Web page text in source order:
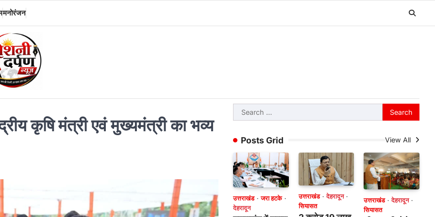
मनोरंजन
कृषि मंत्री एवं मुख्यमंत्री का भव्य
Search
for:
Posts Grid View All
उत्तराखंड
जरा हटके
देहरादून
उत्तराखंड
देहरादून
सियासत
उत्तराखंड
देहरादून
सियासत